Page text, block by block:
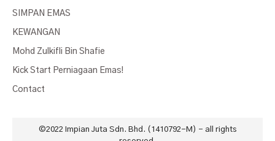
SIMPAN EMAS
KEWANGAN
Mohd Zulkifli Bin Shafie
Kick Start Perniagaan Emas!
Contact
©2022 Impian Juta Sdn. Bhd. (1410792-M) - all rights